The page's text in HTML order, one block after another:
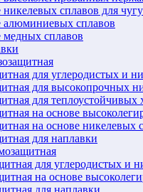
сплавов для
алюминиевых сплавов
медных сплавов
для углеродистых и
для высокопрочных
для
на основе
на основе никелевых
для наплавки
для углеродистых и
на основе